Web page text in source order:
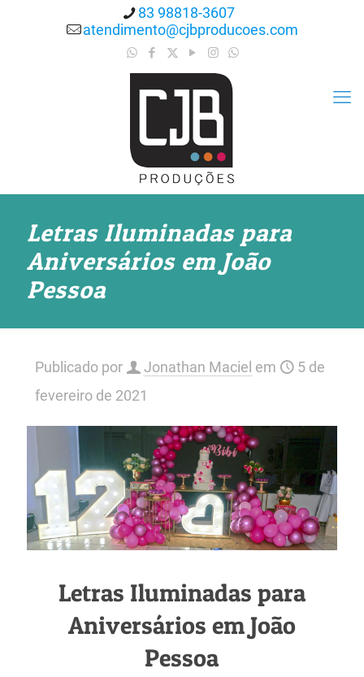
83 98818-3607
atendimento@cjbproducoes.com
Letras Iluminadas para
Aniversários em João
Pessoa
Publicado por Jonathan Maciel em
5 de
fevereiro de 2021
Letras Iluminadas para
Aniversários em João
Pessoa